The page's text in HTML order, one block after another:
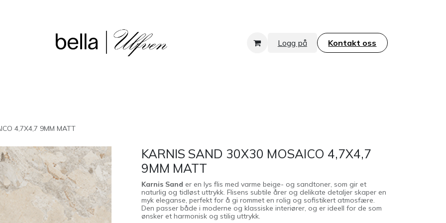
Logg på Kontakt oss​​​​​​​
4,7X4,7 9MM MATT
KARNIS SAND 30X30 MOSAICO 4,7X4,7
9MM MATT
Karnis Sand er en lys flis med varme beige- og sandtoner, som gir et
naturlig og tidløst uttrykk. Flisens subtile årer og delikate detaljer skaper en
myk eleganse, perfekt for å gi rommet en rolig og sofistikert atmosfære.
Den passer både i moderne og klassiske interiører, og er ideell for de som
ønsker et harmonisk og stilig uttrykk.